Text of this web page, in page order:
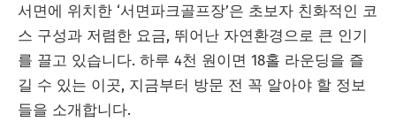
서면에 위치한 ‘서면파크골프장’은 초보자 친화적인 코
스 구성과 저렴한 요금, 뛰어난 자연환경으로 큰 인기
를 끌고 있습니다. 하루 4천 원이면 18홀 라운딩을 즐
길 수 있는 이곳, 지금부터 방문 전 꼭 알아야 할 정보
들을 소개합니다.